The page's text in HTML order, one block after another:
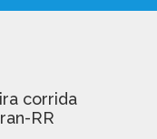
corrida
RR